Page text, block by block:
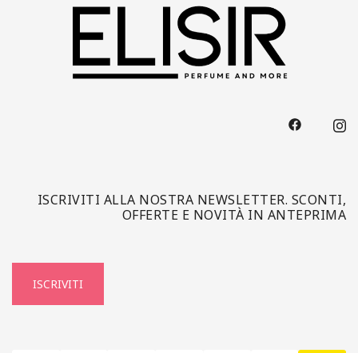
ISCRIVITI ALLA NOSTRA NEWSLETTER. SCONTI,
OFFERTE E NOVITÀ IN ANTEPRIMA
ISCRIVITI